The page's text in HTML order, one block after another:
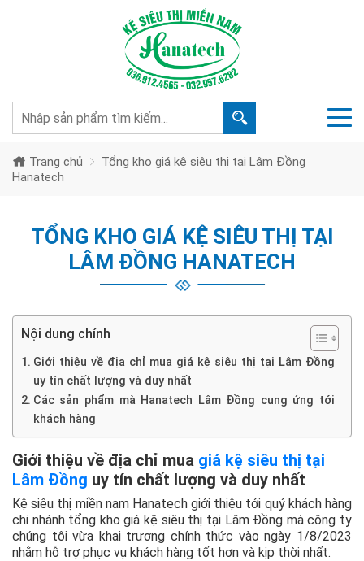
Trang chủ
Tổng kho giá kệ siêu thị tại Lâm Đồng
Hanatech
TỔNG KHO GIÁ KỆ SIÊU THỊ TẠI
LÂM ĐỒNG HANATECH
Nội dung chính
Giới thiệu về địa chỉ mua giá kệ siêu thị tại Lâm Đồng
uy tín chất lượng và duy nhất
Các sản phẩm mà Hanatech Lâm Đồng cung ứng tới
khách hàng
Giới thiệu về địa chỉ mua giá kệ siêu thị tại
Lâm Đồng uy tín chất lượng và duy nhất
Kệ siêu thị miền nam Hanatech giới thiệu tới quý khách hàng
chi nhánh tổng kho giá kệ siêu thị tại Lâm Đồng mà công ty
chúng tôi vừa khai trương chính thức vào ngày 1/8/2023
nhằm hỗ trợ phục vụ khách hàng tốt hơn và kịp thời nhất.